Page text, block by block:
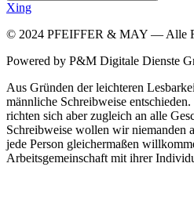
Xing
© 2024 PFEIFFER & MAY — Alle
Powered by P&M Digitale Dienste
Aus Gründen der leichteren
männliche Schreibweise
richten sich aber zugleich an alle
Schreibweise wollen wir niemanden
jede Person gleichermaßen
Arbeitsgemeinschaft mit ihrer